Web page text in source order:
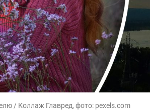
/ Коллаж Главред, фото: pexels.com